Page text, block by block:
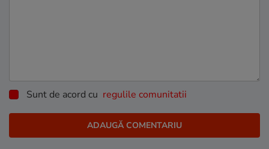
Sunt de acord cu regulile comunitatii